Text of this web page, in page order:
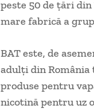
peste 50 de țări
mare fabrică a
BAT este, de
adulți din România
produse pentru
nicotină pentru uz